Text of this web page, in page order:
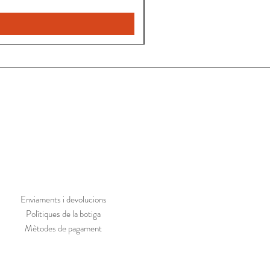
Enviaments i devolucions
Polítiques de la botiga
Mètodes de pagament